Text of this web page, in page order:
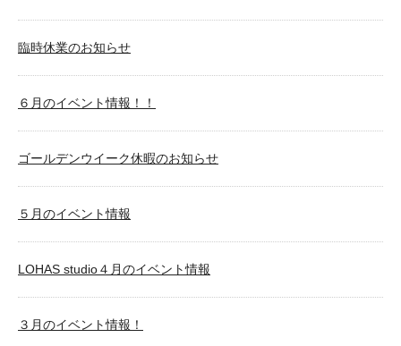
臨時休業のお知らせ
６月のイベント情報！！
ゴールデンウイーク休暇のお知らせ
５月のイベント情報
LOHAS studio４月のイベント情報
３月のイベント情報！